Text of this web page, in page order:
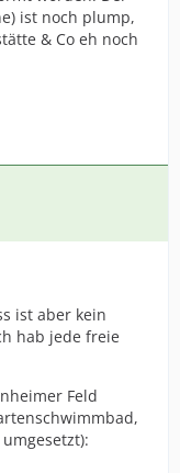
ist noch plump,
& Co eh noch
ist aber kein
hab jede freie
Feld